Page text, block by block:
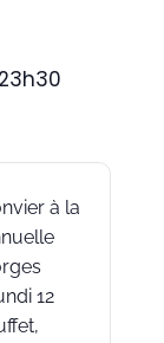
23h30
à la
12